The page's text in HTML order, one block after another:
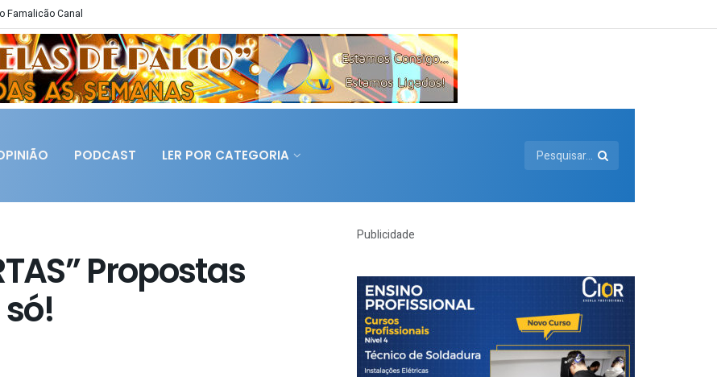
Famalicão Canal
PODCAST LER POR CATEGORIA
Propostas
Publicidade